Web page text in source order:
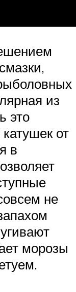
из
это
от
в
не
морозы